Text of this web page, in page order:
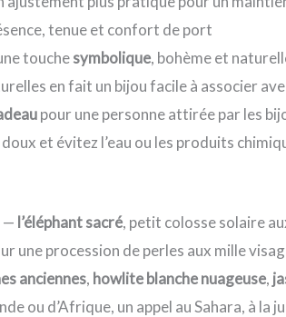
tenue et confort de port
touchesymbolique, bohème et
en fait un bijou facile à associer
pour une personne attirée par les
et évitez l’eau ou les produits
— l’éléphant sacré, petit colosse solaire
une procession de perles aux mille
anciennes, howlite blanche nuageuse,
ou d’Afrique, un appel au Sahara, à la